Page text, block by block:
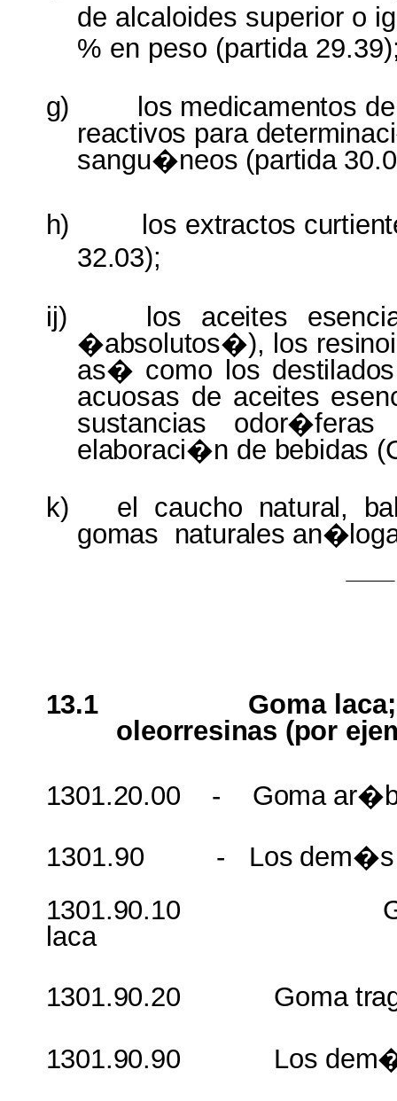
de alcaloides superior o
% en peso (partida
g)
los medicamentos de
reactivos para
sangu�neos (partida
h) los extractos
32.03);
ij) los aceites
�absolutos�), los
as� como los destilados
acuosas de aceites
sustancias
odor�feras
elaboraci�n de bebidas (
k) el caucho natural,
gomas naturales
13.1 Goma laca
oleorresinas (por
1301.20.00 - Goma
1301.90 - Los dem�s
1301.90.10
laca
1301.90.20 Goma
1301.90.90 Los